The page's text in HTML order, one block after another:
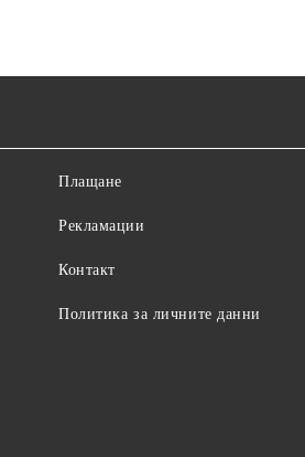
Плащане
Рекламации
Контакт
Политика за личните данни